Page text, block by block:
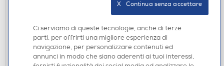
Acquisto online:disponibile
Ritiro in negozio in 30' gratuito: verifica
AGGIUNGI
Ci serviamo di queste tecnologie, anche di terze
parti, per offrirti una migliore esperienza di
navigazione, per personalizzare contenuti ed
annunci in modo che siano aderenti ai tuoi interessi,
X   Continua senza accettare